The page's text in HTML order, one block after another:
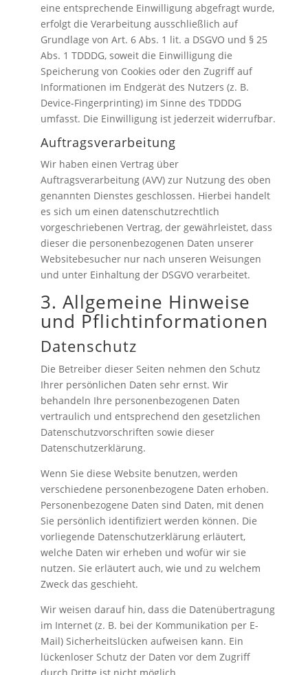
eine entsprechende Einwilligung abgefragt wurde,
erfolgt die Verarbeitung ausschließlich auf
Grundlage von Art. 6 Abs. 1 lit. a DSGVO und § 25
Abs. 1 TDDDG, soweit die Einwilligung die
Speicherung von Cookies oder den Zugriff auf
Informationen im Endgerät des Nutzers (z. B.
Device-Fingerprinting) im Sinne des TDDDG
umfasst. Die Einwilligung ist jederzeit widerrufbar.
Auftragsverarbeitung
Wir haben einen Vertrag über
Auftragsverarbeitung (AVV) zur Nutzung des oben
genannten Dienstes geschlossen. Hierbei handelt
es sich um einen datenschutzrechtlich
vorgeschriebenen Vertrag, der gewährleistet, dass
dieser die personenbezogenen Daten unserer
Websitebesucher nur nach unseren Weisungen
und unter Einhaltung der DSGVO verarbeitet.
3. Allgemeine Hinweise
und Pflicht­informationen
Datenschutz
Die Betreiber dieser Seiten nehmen den Schutz
Ihrer persönlichen Daten sehr ernst. Wir
behandeln Ihre personenbezogenen Daten
vertraulich und entsprechend den gesetzlichen
Datenschutzvorschriften sowie dieser
Datenschutzerklärung.
Wenn Sie diese Website benutzen, werden
verschiedene personenbezogene Daten erhoben.
Personenbezogene Daten sind Daten, mit denen
Sie persönlich identifiziert werden können. Die
vorliegende Datenschutzerklärung erläutert,
welche Daten wir erheben und wofür wir sie
nutzen. Sie erläutert auch, wie und zu welchem
Zweck das geschieht.
Wir weisen darauf hin, dass die Datenübertragung
im Internet (z. B. bei der Kommunikation per E-
Mail) Sicherheitslücken aufweisen kann. Ein
lückenloser Schutz der Daten vor dem Zugriff
durch Dritte ist nicht möglich.